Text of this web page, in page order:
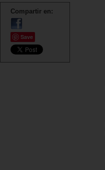
Compartir en:
Save